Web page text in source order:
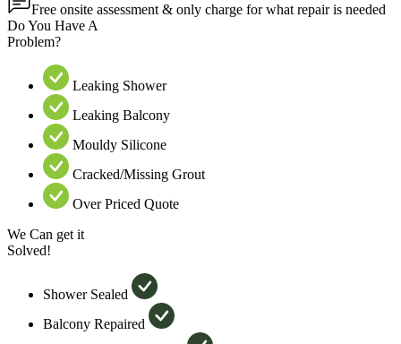
Free onsite assessment & only charge for what repair is needed
Do You Have A
Problem?
Leaking Shower
Leaking Balcony
Mouldy Silicone
Cracked/Missing Grout
Over Priced Quote
We Can get it
Solved!
Shower Sealed
Balcony Repaired